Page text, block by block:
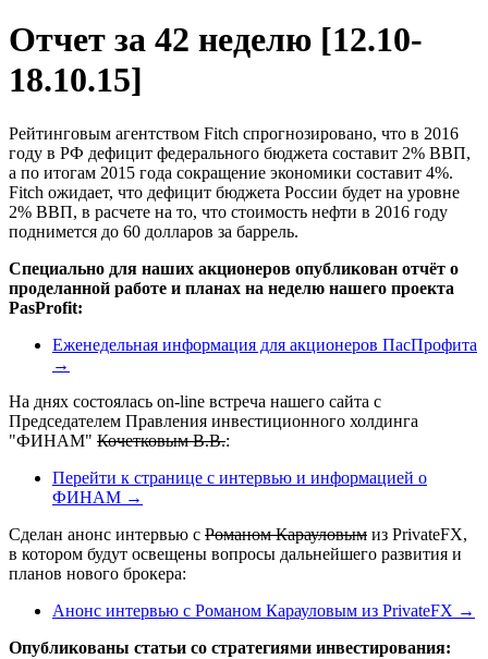
Отчет за 42 неделю [12.10-
18.10.15]
Рейтинговым агентством Fitch спрогнозировано, что в 2016
году в РФ дефицит федерального бюджета составит 2% ВВП,
а по итогам 2015 года сокращение экономики составит 4%.
Fitch ожидает, что дефицит бюджета России будет на уровне
2% ВВП, в расчете на то, что стоимость нефти в 2016 году
поднимется до 60 долларов за баррель.
Специально для наших акционеров опубликован отчёт о
проделанной работе и планах на неделю нашего проекта
PasProfit:
Еженедельная информация для акционеров ПасПрофита
→
На днях состоялась on-line встреча нашего сайта с
Председателем Правления инвестиционного холдинга
"ФИНАМ" Кочетковым В.В.:
Перейти к странице с интервью и информацией о
ФИНАМ →
Сделан анонс интервью с Романом Карауловым из PrivateFX,
в котором будут освещены вопросы дальнейшего развития и
планов нового брокера:
Анонс интервью с Романом Карауловым из PrivateFX →
Опубликованы статьи со стратегиями инвестирования: